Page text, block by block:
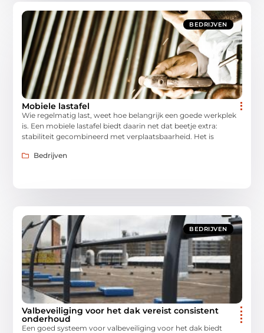
BEDRIJVEN
Mobiele lastafel
Wie regelmatig last, weet hoe belangrijk een goede werkplek
is. Een mobiele lastafel biedt daarin net dat beetje extra:
stabiliteit gecombineerd met verplaatsbaarheid. Het is
Bedrijven
BEDRIJVEN
Valbeveiliging voor het dak vereist consistent
onderhoud
Een goed systeem voor valbeveiliging voor het dak biedt